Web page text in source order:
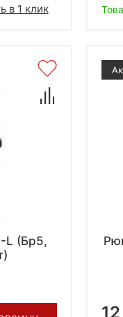
в 1 клик
L (Бр5,